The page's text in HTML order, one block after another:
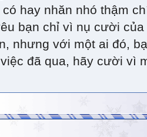
hay nhăn nhó thậm
bạn chỉ vì nụ cười
nhưng với một ai đó,
đã qua, hãy cười vì